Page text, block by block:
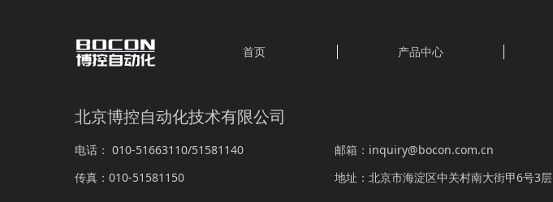
首页 产品中心
北京博控自动化技术有限公司
电话： 010-51663110/51581140
传真： 010-51581150
邮箱： inquiry@bocon.com.cn
地址： 北京市海淀区中关村南大街甲6号3层